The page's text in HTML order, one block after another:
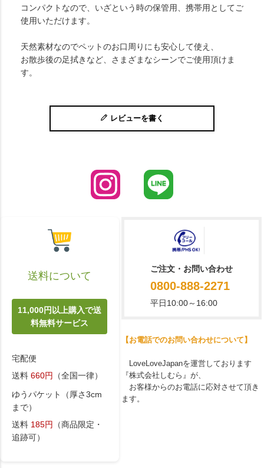
コンパクトなので、いざという時の保管用、携帯用としてご
使用いただけます。
天然素材なのでペットのお口周りにも安心して使え、
お散歩後の足拭きなど、さまざまなシーンでご使用頂けま
す。
レビューを書く
送料について
11,000円以上購入で送
料無料サービス
宅配便
送料 660円
（全国一律）
ゆうパケット（厚さ3cm
まで）
送料 185円
（商品限定・
追跡可）
ご注文・お問い合わせ
0800-888-2271
平日10:00～16:00
【お電話でのお問い合わせについて】
LoveLoveJapanを運営しております
『株式会社しむら』が、
お客様からのお電話に応対させて頂き
ます。